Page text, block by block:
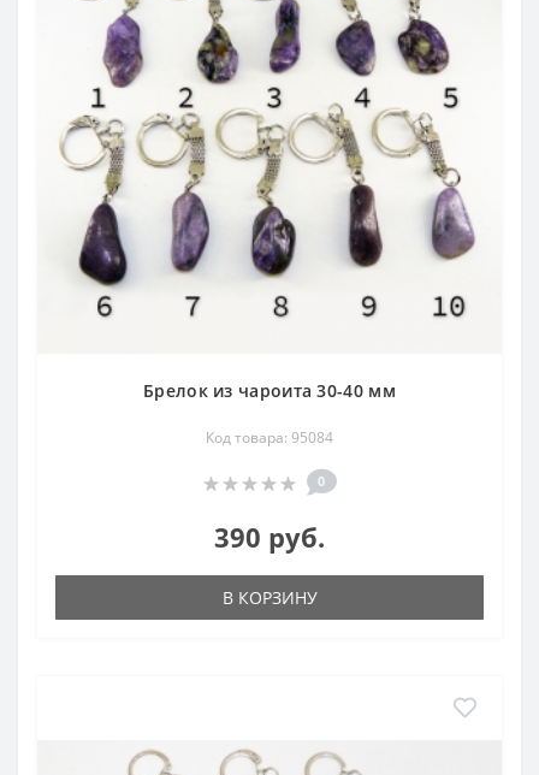
Брелок из чароита 30-40 мм
Код товара: 95084
0
390 руб.
В КОРЗИНУ